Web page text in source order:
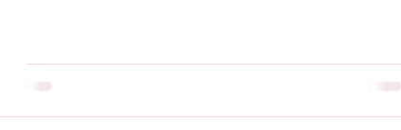
persone 🍷A scelta tra “Maria” rosato IGT, “Adino” bianco IGT